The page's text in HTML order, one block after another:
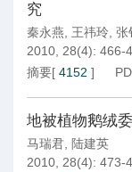
究
秦永燕 王祎玲 张
2010, 28(4): 466-
摘要[ 4152 ]
地被植物鹅绒
马瑞君
陆建英
2010, 28(4): 473-